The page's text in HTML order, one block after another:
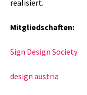
realisiert.
Mitgliedschaften:
Sign Design Society
design austria